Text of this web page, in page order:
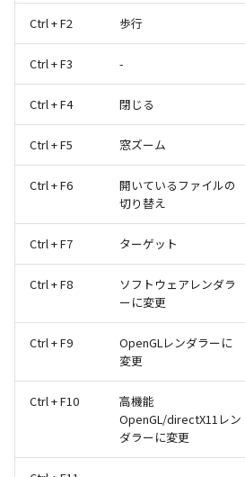
Ctrl + F2 歩行
Ctrl + F3 -
Ctrl + F4 閉じる
Ctrl + F5 窓ズーム
Ctrl + F6
開いているファイルの
切り替え
Ctrl + F7 ターゲット
Ctrl + F8
ソフトウェアレンダラ
ーに変更
Ctrl + F9
OpenGLレンダラーに
変更
Ctrl + F10
高機能
OpenGL/directX11レン
ダラーに変更